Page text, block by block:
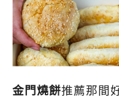
金門燒餅推薦那間